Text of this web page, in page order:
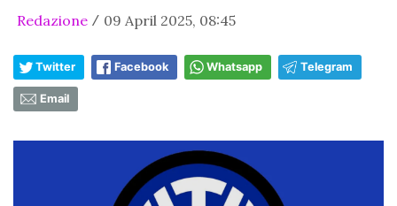
Redazione / 09 April 2025, 08:45
Twitter Facebook Whatsapp Telegram
Email